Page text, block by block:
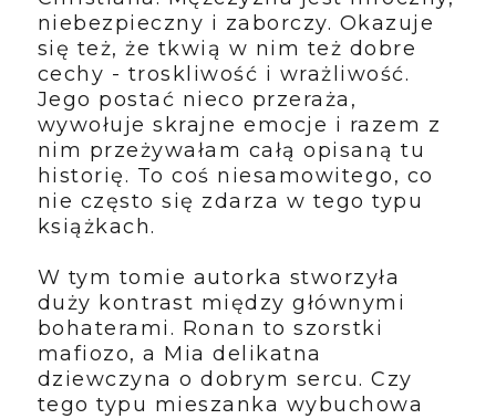
niebezpieczny i zaborczy. Okazuje
się też, że tkwią w nim też dobre
cechy - troskliwość i wrażliwość.
Jego postać nieco przeraża,
wywołuje skrajne emocje i razem z
nim przeżywałam całą opisaną tu
historię. To coś niesamowitego, co
nie często się zdarza w tego typu
książkach.
W tym tomie autorka stworzyła
duży kontrast między głównymi
bohaterami. Ronan to szorstki
mafiozo, a Mia delikatna
dziewczyna o dobrym sercu. Czy
tego typu mieszanka wybuchowa